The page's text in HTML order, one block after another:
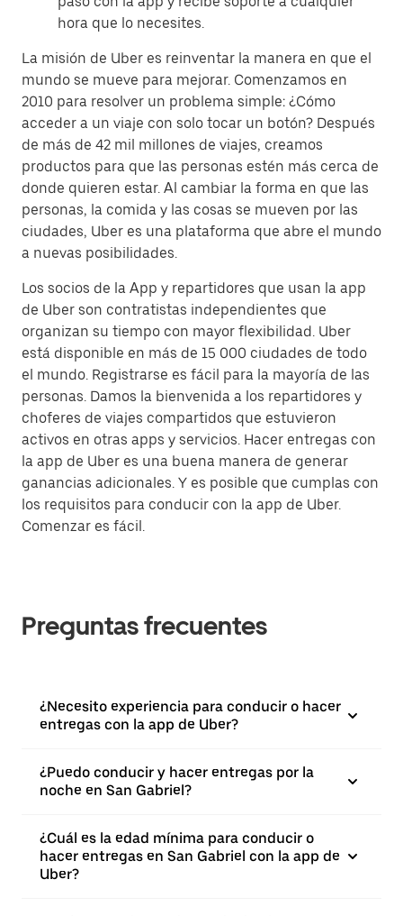
hora que lo necesites.
La misión de Uber es reinventar la manera en que el
mundo se mueve para mejorar. Comenzamos en
2010 para resolver un problema simple: ¿Cómo
acceder a un viaje con solo tocar un botón? Después
de más de 42 mil millones de viajes, creamos
productos para que las personas estén más cerca de
donde quieren estar. Al cambiar la forma en que las
personas, la comida y las cosas se mueven por las
ciudades, Uber es una plataforma que abre el mundo
a nuevas posibilidades.
Los socios de la App y repartidores que usan la app
de Uber son contratistas independientes que
organizan su tiempo con mayor flexibilidad. Uber
está disponible en más de 15 000 ciudades de todo
el mundo. Registrarse es fácil para la mayoría de las
personas. Damos la bienvenida a los repartidores y
choferes de viajes compartidos que estuvieron
activos en otras apps y servicios. Hacer entregas con
la app de Uber es una buena manera de generar
ganancias adicionales. Y es posible que cumplas con
los requisitos para conducir con la app de Uber.
Comenzar es fácil.
Preguntas frecuentes
¿Necesito experiencia para conducir o hacer
entregas con la app de Uber?
¿Puedo conducir y hacer entregas por la
noche en San Gabriel?
¿Cuál es la edad mínima para conducir o
hacer entregas en San Gabriel con la app de
Uber?